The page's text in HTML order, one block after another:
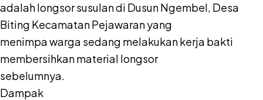
adalah longsor susulan di Dusun Ngembel, Desa
Biting Kecamatan Pejawaran yang
menimpa warga sedang melakukan kerja bakti
membersihkan material longsor
sebelumnya.
Dampak